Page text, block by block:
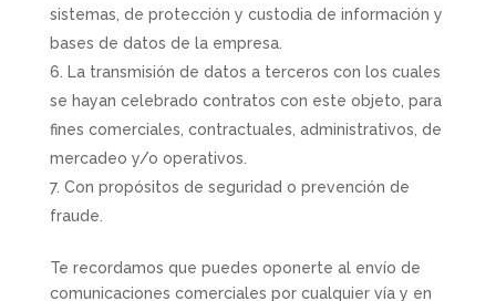
sistemas, de protección y custodia de información y
bases de datos de la empresa.
La transmisión de datos a terceros con los cuales
se hayan celebrado contratos con este objeto, para
fines comerciales, contractuales, administrativos, de
mercadeo y/o operativos.
Con propósitos de seguridad o prevención de
fraude.
Te recordamos que puedes oponerte al envío de
comunicaciones comerciales por cualquier vía y en